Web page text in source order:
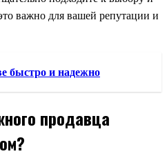
важно для вашей репутации и
быстро и надежно
продавца